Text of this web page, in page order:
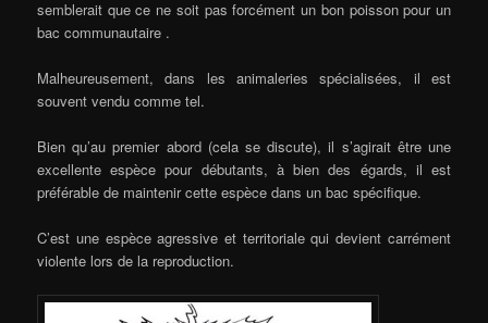
semblerait que ce ne soit pas forcément un bon poisson pour un
bac communautaire .
Malheureusement, dans les animaleries spécialisées, il est
souvent vendu comme tel.
Bien qu’au premier abord (cela se discute), il s’agirait être une
excellente espèce pour débutants, à bien des égards, il est
préférable de maintenir cette espèce dans un bac spécifique.
C’est une espèce agressive et territoriale qui devient carrément
violente lors de la reproduction.